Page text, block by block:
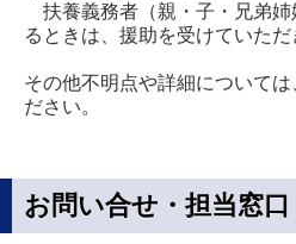
扶養義務者（親・子・兄弟姉
るときは、援助を受けていただ
その他不明点や詳細について
ださい。
お問い合せ・担当窓口